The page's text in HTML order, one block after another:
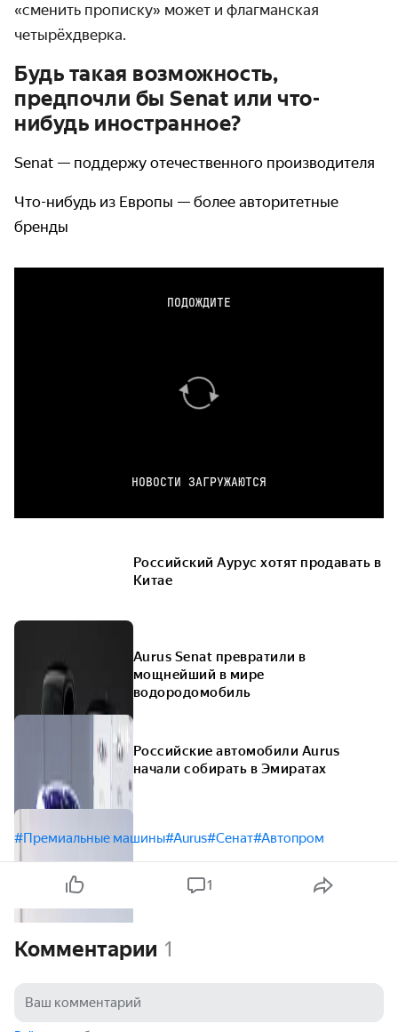
«сменить прописку» может и флагманская
четырёхдверка.
Будь такая возможность,
предпочли бы Senat или что-
нибудь иностранное?
Senat — поддержу отечественного производителя
Что-нибудь из Европы — более авторитетные
бренды
ПОДОЖДИТЕ
НОВОСТИ ЗАГРУЖАЮТСЯ
Российский Аурус хотят продавать в
Китае
Aurus Senat превратили в
мощнейший в мире
водородомобиль
Российские автомобили Aurus
начали собирать в Эмиратах
#Премиальные машины#Aurus#Сенат#Автопром
1
Комментарии 1